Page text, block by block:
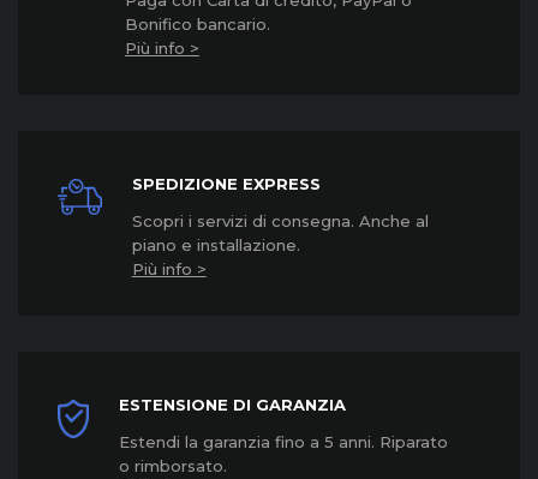
Bonifico bancario.
Più info >
SPEDIZIONE EXPRESS
Scopri i servizi di consegna. Anche al
piano e installazione.
Più info >
ESTENSIONE DI GARANZIA
Estendi la garanzia fino a 5 anni. Riparato
o rimborsato.